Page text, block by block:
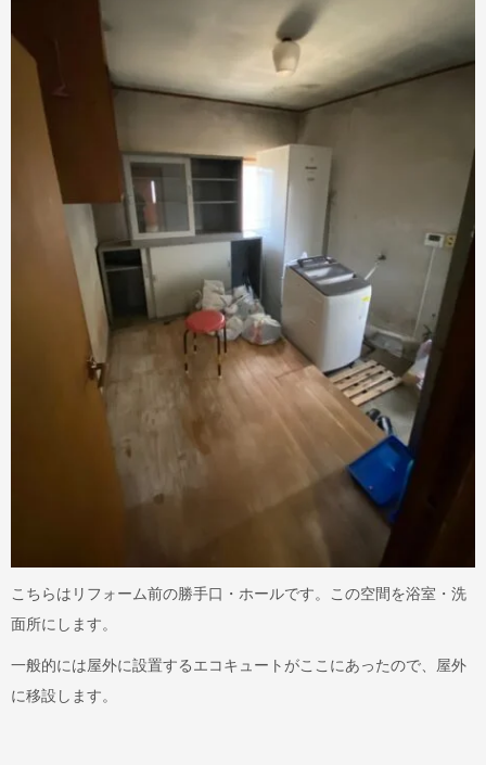
こちらはリフォーム前の勝手口・ホールです。この空間を浴室・洗
面所にします。
一般的には屋外に設置するエコキュートがここにあったので、屋外
に移設します。